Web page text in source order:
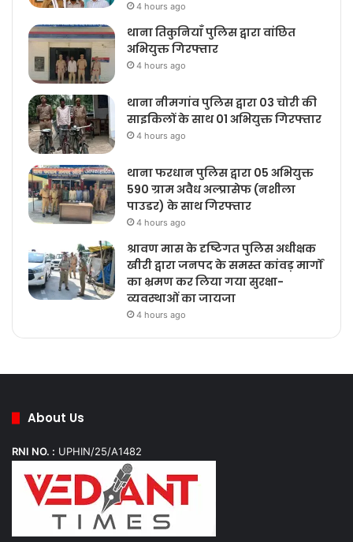
4 hours ago
थाना तिकुनियाँ पुलिस द्वारा वांछित
अभियुक्त गिरफ्तार
4 hours ago
थाना नीमगांव पुलिस द्वारा 03 चोरी की
साइकिलों के साथ 01 अभियुक्त गिरफ्तार
4 hours ago
थाना फरधान पुलिस द्वारा 05 अभियुक्त
590 ग्राम अवैध अल्प्रासेफ (नशीला
पाउडर) के साथ गिरफ्तार
4 hours ago
श्रावण मास के दृष्टिगत पुलिस अधीक्षक
खीरी द्वारा जनपद के समस्त कांवड़ मार्गों
का भ्रमण कर लिया गया सुरक्षा-
व्यवस्थाओं का जायजा
4 hours ago
About Us
RNI NO. : UPHIN/25/A1482